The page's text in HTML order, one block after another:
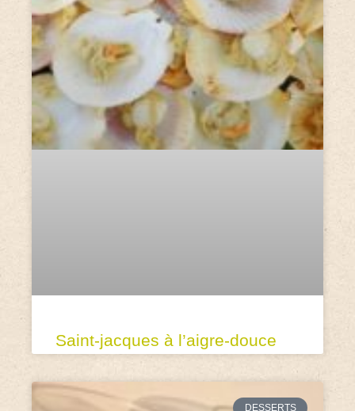
Saint-jacques à l’aigre-douce
DESSERTS